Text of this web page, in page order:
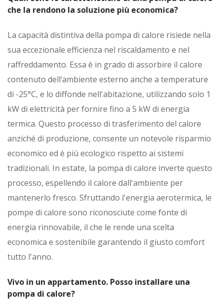
che la rendono la soluzione più economica?
La capacità distintiva della pompa di calore risiede nella
sua eccezionale efficienza nel riscaldamento e nel
raffreddamento. Essa è in grado di assorbire il calore
contenuto dell’ambiente esterno anche a temperature
di -25°C, e lo diffonde nell'abitazione, utilizzando solo 1
kW di elettricità per fornire fino a 5 kW di energia
termica. Questo processo di trasferimento del calore
anziché di produzione, consente un notevole risparmio
economico ed è più ecologico rispetto ai sistemi
tradizionali. In estate, la pompa di calore inverte questo
processo, espellendo il calore dall'ambiente per
mantenerlo fresco. Sfruttando l'energia aerotermica, le
pompe di calore sono riconosciute come fonte di
energia rinnovabile, il che le rende una scelta
economica e sostenibile garantendo il giusto comfort
tutto l'anno.
Vivo in un appartamento. Posso installare una
pompa di calore?